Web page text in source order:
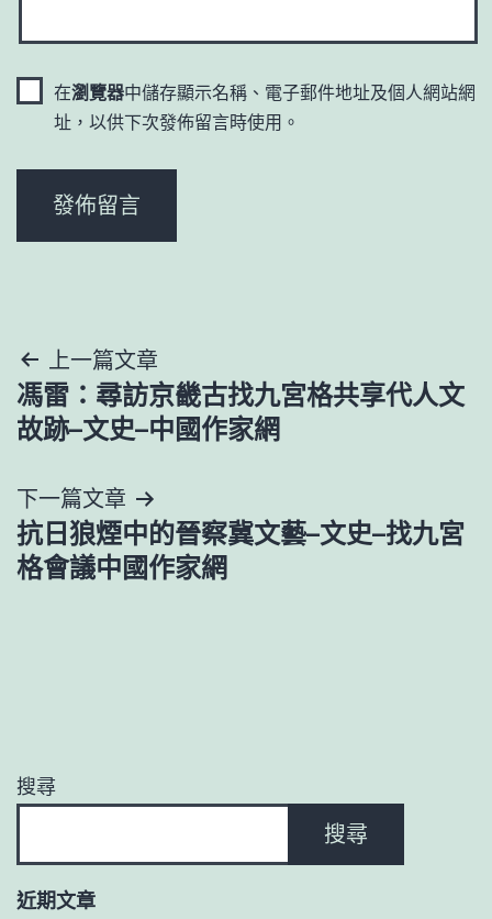
在瀏覽器中儲存顯示名稱、電子郵件地址及個人網站網
址，以供下次發佈留言時使用。
文
章
覽
上一篇文章
馮雷：尋訪京畿古找九宮格共享代人文
故跡–文史–中國作家網
下一篇文章
抗日狼煙中的晉察冀文藝–文史–找九宮
格會議中國作家網
搜尋
搜尋
近期文章